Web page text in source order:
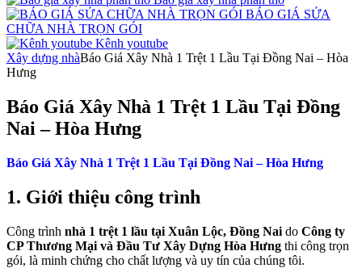
BÁO GIÁ SỬA
CHỮA NHÀ TRỌN GÓI
Kênh youtube
Xây dựng nhàBáo Giá Xây Nhà 1 Trệt 1 Lầu Tại Đồng Nai – Hòa
Hưng
Báo Giá Xây Nhà 1 Trệt 1 Lầu Tại Đồng
Nai – Hòa Hưng
Báo Giá Xây Nhà 1 Trệt 1 Lầu Tại Đồng Nai – Hòa Hưng
1. Giới thiệu công trình
Công trình nhà 1 trệt 1 lầu tại Xuân Lộc, Đồng Nai do Công ty
CP Thương Mại và Đầu Tư Xây Dựng Hòa Hưng thi công trọn
gói, là minh chứng cho chất lượng và uy tín của chúng tôi.